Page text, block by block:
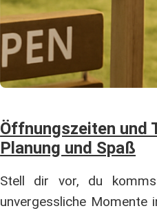
Öffnungszeiten und
Planung und Spaß
Stell dir vor, du
unvergessliche Momente